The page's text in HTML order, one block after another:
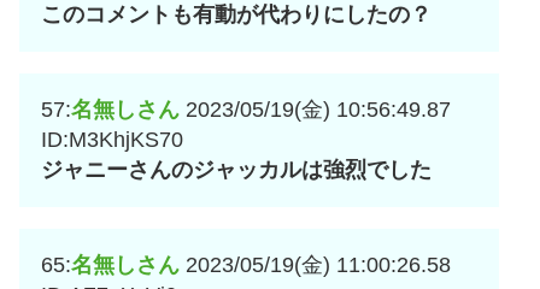
このコメントも有動が代わりにしたの？
57:名無しさん 2023/05/19(金) 10:56:49.87
ID:M3KhjKS70
ジャニーさんのジャッカルは強烈でした
65:名無しさん 2023/05/19(金) 11:00:26.58